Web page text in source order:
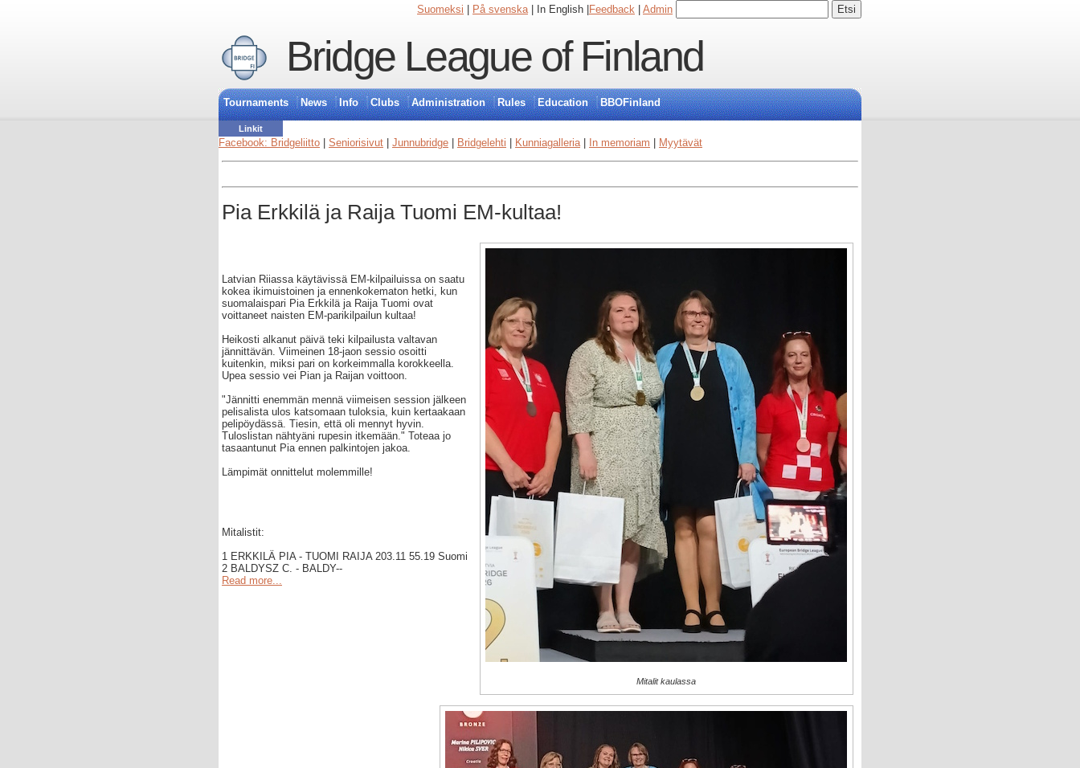
Suomeksi På svenska| In English | Feedback Admin
Bridge League of Finland
Tournaments News Info Clubs Administration Rules Education BBOFinland
Linkit
Facebook: Bridgeliitto Seniorisivut Junnubridge Bridgelehti Kunniagalleria| In memoriam Myytävät
Pia Erkkilä ja Raija Tuomi EM-kultaa!
Mitalit kaulassa
Latvian Riiassa käytävissä EM-kilpailuissa on saatu
kokea ikimuistoinen ja ennenkokematon hetki, kun
suomalaispari Pia Erkkilä ja Raija Tuomi ovat
voittaneet naisten EM-parikilpailun kultaa!
Heikosti alkanut päivä teki kilpailusta valtavan
jännittävän. Viimeinen 18-jaon sessio osoitti
kuitenkin, miksi pari on korkeimmalla korokkeella.
Upea sessio vei Pian ja Raijan voittoon.
"Jännitti enemmän mennä viimeisen session jälkeen
pelisalista ulos katsomaan tuloksia, kuin kertaakaan
pelipöydässä. Tiesin, että oli mennyt hyvin.
Tuloslistan nähtyäni rupesin itkemään." Toteaa jo
tasaantunut Pia ennen palkintojen jakoa.
Lämpimät onnittelut molemmille!
Mitalistit:
1 ERKKILÄ PIA - TUOMI RAIJA 203.11 55.19 Suomi
2 BALDYSZ C. - BALDY--
Read more...